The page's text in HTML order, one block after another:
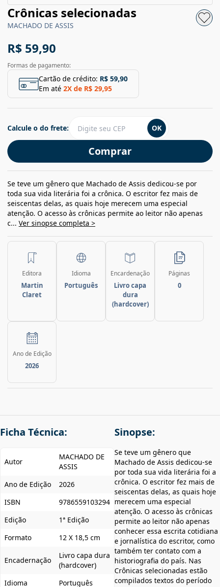
Crônicas selecionadas
MACHADO DE ASSIS
R$ 59,90
Formas de pagamento:
Cartão de crédito: R$ 59,90
Em até 2X de R$ 29,95
Comprar
Calcule o do frete: OK
Se teve um gênero que Machado de Assis dedicou-se por
toda sua vida literária foi a crônica. O escritor fez mais de
seiscentas delas, as quais hoje merecem uma especial
atenção. O acesso às crônicas permite ao leitor não apenas
c... Ver sinopse completa >
Editora
Martin
Claret
Idioma
Português
Encardenação
Livro capa
dura
(hardcover)
Páginas
0
Ano de Edição
2026
Ficha Técnica:
Autor
MACHADO DE
ASSIS
Ano de Edição
2026
ISBN
9786559103294
Edição
1ª Edição
Formato
12 X 18,5 cm
Encadernação
Livro capa dura
(hardcover)
Idioma
Português
Sinopse:
Se teve um gênero que
Machado de Assis dedicou-se
por toda sua vida literária foi a
crônica. O escritor fez mais de
seiscentas delas, as quais hoje
merecem uma especial
atenção. O acesso às crônicas
permite ao leitor não apenas
conhecer essa escrita cotidiana
e jornalística do escritor, como
também ter contato com a
historiografia do país. Nas
Crônicas selecionadas estão
compilados textos do período